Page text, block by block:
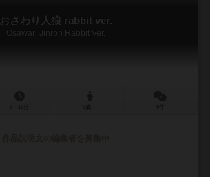
おさわり人狼 rabbit ver.
Osawari Jinroh Rabbit Ver.